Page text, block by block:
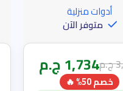
أدوات منزلية
متوفر الآن
ج.م1,734ج.م
خصم 50% 🔥